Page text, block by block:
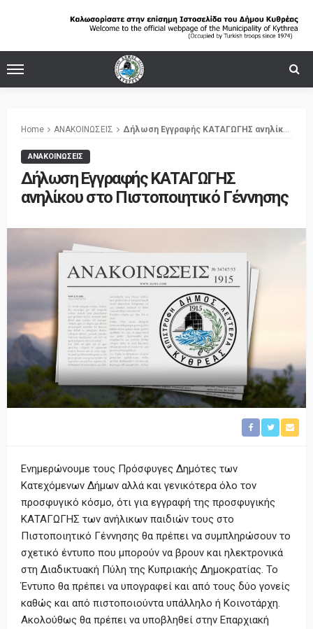
Home ΑΝΑΚΟΙΝΩΣΕΙΣ Δήλωση Εγγραφής ΚΑΤΑΓΩΓΗΣ ανηλίκου στο Πιστοποιητικό Γέννησης
ΑΝΑΚΟΙΝΩΣΕΙΣ
Δήλωση Εγγραφής ΚΑΤΑΓΩΓΗΣ
ανηλίκου στο Πιστοποιητικό Γέννησης
Ενημερώνουμε τους Πρόσφυγες Δημότες των
Κατεχόμενων Δήμων αλλά και γενικότερα όλο τον
προσφυγικό κόσμο, ότι για εγγραφή της προσφυγικής
ΚΑΤΑΓΩΓΗΣ των ανήλικων παιδιών τους στο
Πιστοποιητικό Γέννησης θα πρέπει να συμπληρώσουν το
σχετικό έντυπο που μπορούν να βρουν και ηλεκτρονικά
στη Διαδικτυακή Πύλη της Κυπριακής Δημοκρατίας. Το
Έντυπο θα πρέπει να υπογραφεί και από τους δύο γονείς
καθώς και από πιστοποιούντα υπάλληλο ή Κοινοτάρχη.
Ακολούθως θα πρέπει να υποβληθεί στην Επαρχιακή